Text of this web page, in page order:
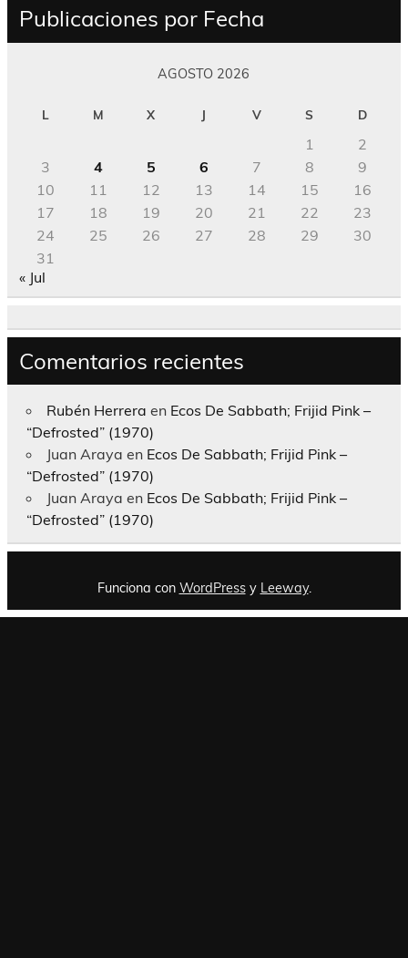
Publicaciones por Fecha
AGOSTO 2026
L M X J V S D
1
2
3
4 5 6 7 8
9
10
11 12 13 14 15
16
17
18 19 20 21 22
23
24
25 26 27 28 29
30
31
« Jul
Comentarios recientes
Rubén Herrera en Ecos De Sabbath; Frijid Pink –
“Defrosted” (1970)
Juan Araya en Ecos De Sabbath; Frijid Pink –
“Defrosted” (1970)
Juan Araya en Ecos De Sabbath; Frijid Pink –
“Defrosted” (1970)
Funciona con WordPressy Leeway.